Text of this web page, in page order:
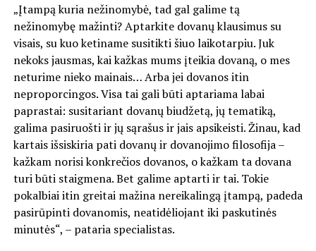
„Įtampą kuria nežinomybė, tad gal galime tą
nežinomybę mažinti? Aptarkite dovanų klausimus su
visais, su kuo ketiname susitikti šiuo laikotarpiu. Juk
nekoks jausmas, kai kažkas mums įteikia dovaną, o mes
neturime nieko mainais… Arba jei dovanos itin
neproporcingos. Visa tai gali būti aptariama labai
paprastai: susitariant dovanų biudžetą, jų tematiką,
galima pasiruošti ir jų sąrašus ir jais apsikeisti. Žinau, kad
kartais išsiskiria pati dovanų ir dovanojimo filosofija –
kažkam norisi konkrečios dovanos, o kažkam ta dovana
turi būti staigmena. Bet galime aptarti ir tai. Tokie
pokalbiai itin greitai mažina nereikalingą įtampą, padeda
pasirūpinti dovanomis, neatidėliojant iki paskutinės
minutės“, – pataria specialistas.